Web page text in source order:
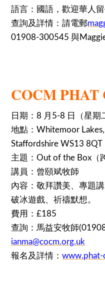
語言：國語，歡迎華人
查詢及詳情：請電郵
01908-300545 與
COCM PHAT
日期：8 月5-8 日（星期
地點：Whitemoor
Staffordshire WS13 8QT
主題：Out of the Box（
講員：曾頤斌牧師
內容：敬拜讚美、專題
破冰遊戲、祈禱默想。
費用：£185
查詢：馬益安牧師
ianma@cocm.org.uk
報名及詳情：www.phat-